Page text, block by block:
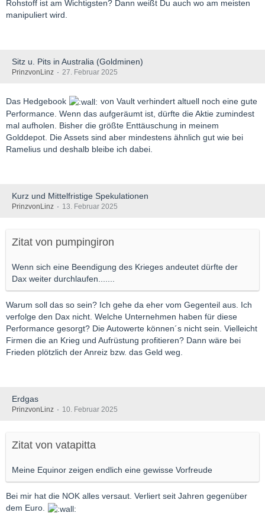
Rohstoff ist am Wichtigsten? Dann weißt Du auch wo am meisten
manipuliert wird.
Sitz u. Pits in Australia (Goldminen)
PrinzvonLinz 27. Februar 2025
Das Hedgebook
von Vault verhindert altuell noch eine gute
Performance. Wenn das aufgeräumt ist, dürfte die Aktie zumindest
mal aufholen. Bisher die größte Enttäuschung in meinem
Golddepot. Die Assets sind aber mindestens ähnlich gut wie bei
Ramelius und deshalb bleibe ich dabei.
Kurz und Mittelfristige Spekulationen
PrinzvonLinz 13. Februar 2025
Zitat von pumpingiron
Wenn sich eine Beendigung des Krieges andeutet dürfte der
Dax weiter durchlaufen.......
Warum soll das so sein? Ich gehe da eher vom Gegenteil aus. Ich
verfolge den Dax nicht. Welche Unternehmen haben für diese
Performance gesorgt? Die Autowerte können´s nicht sein. Vielleicht
Firmen die an Krieg und Aufrüstung profitieren? Dann wäre bei
Frieden plötzlich der Anreiz bzw. das Geld weg.
Erdgas
PrinzvonLinz 10. Februar 2025
Zitat von vatapitta
Meine Equinor zeigen endlich eine gewisse Vorfreude
Bei mir hat die NOK alles versaut. Verliert seit Jahren gegenüber
dem Euro.